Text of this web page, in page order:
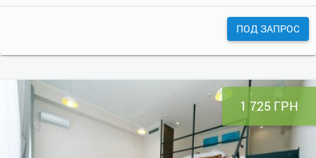
ПОД ЗАПРОС
1 725 ГРН